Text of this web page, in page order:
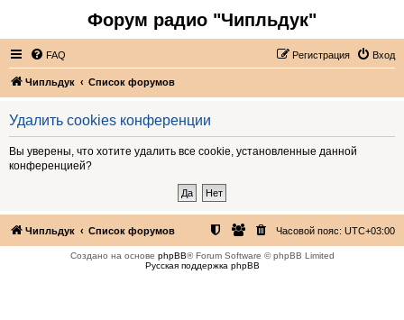
Форум радио "Чипльдук"
FAQ Вход
Регистрация
Чипльдук Список форумов
Удалить cookies конференции
Вы уверены, что хотите удалить все cookie, установленные данной
конференцией?
Чипльдук Список форумов Часовой пояс: UTC+03:00
Создано на основе phpBB® Forum Software © phpBB Limited
Русская поддержка phpBB